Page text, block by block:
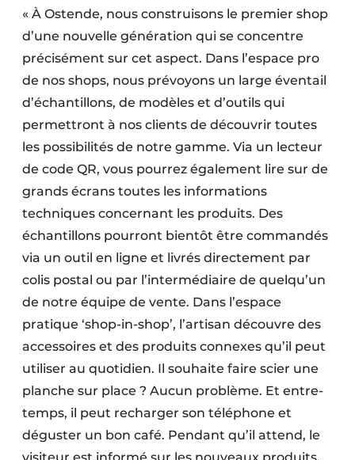
« À Ostende, nous construisons le premier shop
d’une nouvelle génération qui se concentre
précisément sur cet aspect. Dans l’espace pro
de nos shops, nous prévoyons un large éventail
d’échantillons, de modèles et d’outils qui
permettront à nos clients de découvrir toutes
les possibilités de notre gamme. Via un lecteur
de code QR, vous pourrez également lire sur de
grands écrans toutes les informations
techniques concernant les produits. Des
échantillons pourront bientôt être commandés
via un outil en ligne et livrés directement par
colis postal ou par l’intermédiaire de quelqu’un
de notre équipe de vente. Dans l’espace
pratique ‘shop-in-shop’, l’artisan découvre des
accessoires et des produits connexes qu’il peut
utiliser au quotidien. Il souhaite faire scier une
planche sur place ? Aucun problème. Et entre-
temps, il peut recharger son téléphone et
déguster un bon café. Pendant qu’il attend, le